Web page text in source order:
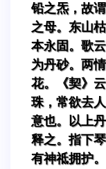
铅之炁，故
之母。东山
本永固。歌
为丹砂。两
花。《契》
珠，常欲去
意也。以上
释之。指下
有神祗拥护